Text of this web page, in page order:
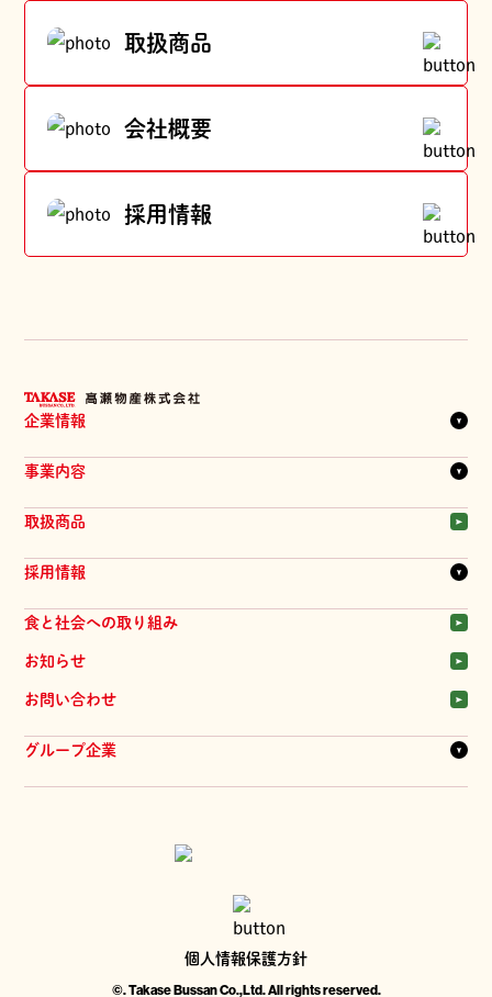
取扱商品
会社概要
採用情報
個人情報保護方針
©. Takase Bussan Co.,Ltd. All rights reserved.
企業情報
企業理念
会社概要
髙瀬物産のあゆみ
事業内容
一覧を見る
商品
物流システム
提案会
取扱商品
採用情報
一覧を見る
新卒採用
パート採用
髙瀬物産の人
食と社会への取り組み
お知らせ
お問い合わせ
グループ企業
ジーマ・髙瀬物産 株式会社